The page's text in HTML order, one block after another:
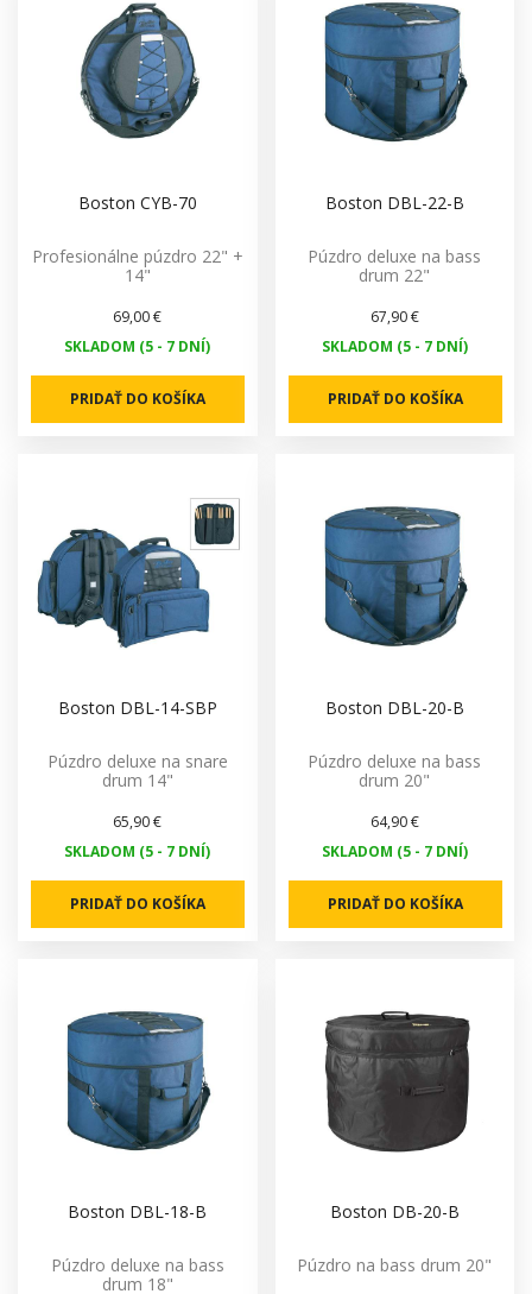
Boston CYB-70
Profesionálne púzdro 22" +
14"
69,00 €
SKLADOM (5 - 7 DNÍ)
PRIDAŤ DO KOŠÍKA
Boston DBL-22-B
Púzdro deluxe na bass
drum 22"
67,90 €
SKLADOM (5 - 7 DNÍ)
PRIDAŤ DO KOŠÍKA
Boston DBL-14-SBP
Púzdro deluxe na snare
drum 14"
65,90 €
SKLADOM (5 - 7 DNÍ)
PRIDAŤ DO KOŠÍKA
Boston DBL-20-B
Púzdro deluxe na bass
drum 20"
64,90 €
SKLADOM (5 - 7 DNÍ)
PRIDAŤ DO KOŠÍKA
Boston DBL-18-B
Púzdro deluxe na bass
drum 18"
Boston DB-20-B
Púzdro na bass drum 20"